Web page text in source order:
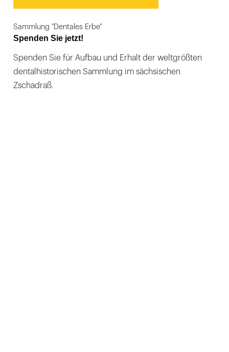
Sammlung "Dentales Erbe"
Spenden Sie jetzt!
Spenden Sie für Aufbau und Erhalt der weltgrößten
dentalhistorischen Sammlung im sächsischen
Zschadraß.